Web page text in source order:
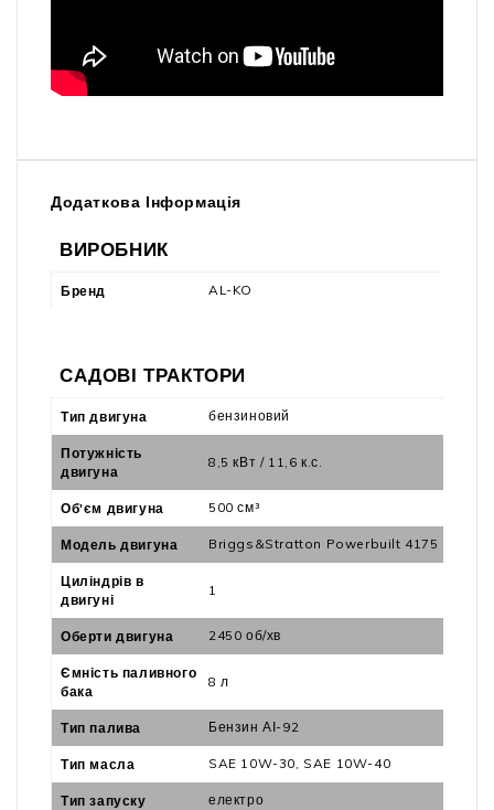
Додаткова Інформація
ВИРОБНИК
Бренд AL-KO
САДОВІ ТРАКТОРИ
Тип двигуна бензиновий
Потужність
двигуна
8,5 кВт / 11,6 к.с.
Об'єм двигуна 500 см³
Модель двигуна Briggs&Stratton Powerbuilt 4175
Циліндрів в
двигуні
1
Оберти двигуна 2450 об/хв
Ємність паливного
бака
8 л
Тип палива Бензин АІ-92
Тип масла SAE 10W-30, SAE 10W-40
Тип запуску електро